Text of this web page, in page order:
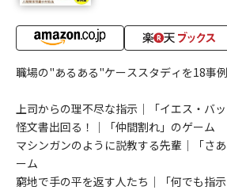
職場の"あるある"ケーススタディを18事
上司からの理不尽な指示│「イエス・バ
怪文書出回る！│「仲間割れ」のゲーム
マシンガンのように説教する先輩│「さ
ーム
窮地で手の平を返す人たち│「何でも指